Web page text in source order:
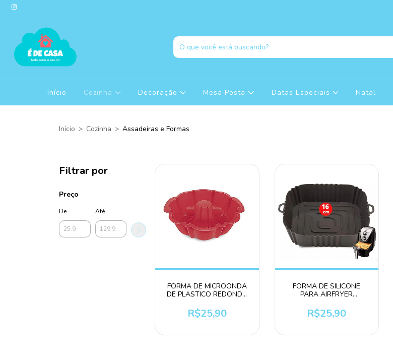
Início Cozinha Decoração Mesa Posta Datas Especiais Natal
Início > Cozinha > Assadeiras e Formas
Filtrar por
Preço
De Até
FORMA DE MICROONDA
DE PLASTICO REDONDA
R$25,90
FORMA DE SILICONE
PARA AIRFRYER
R$25,90